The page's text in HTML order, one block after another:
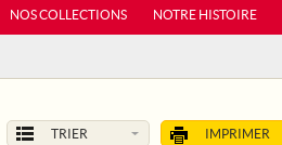
NOS COLLECTIONS NOTRE HISTOIRE
TRIER IMPRIMER